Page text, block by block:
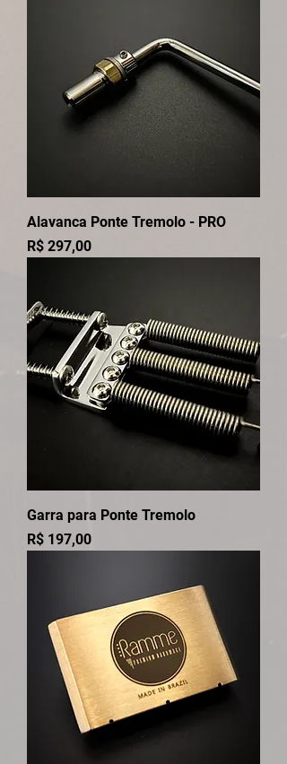
Alavanca Ponte Tremolo - PRO
Preço
R$ 297,00
Garra para Ponte Tremolo
Preço
R$ 197,00